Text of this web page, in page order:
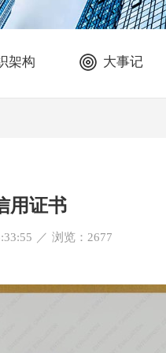
架构 大事记
用证书
／ 浏览： 2677